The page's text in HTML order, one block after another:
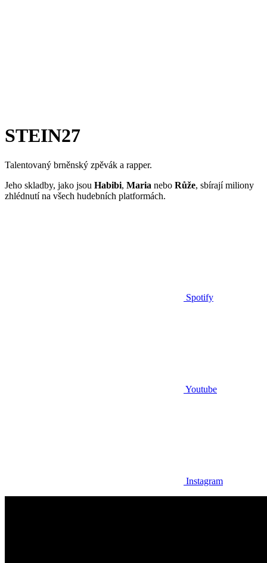
STEIN27
Talentovaný brněnský zpěvák a rapper.
Jeho skladby, jako jsou Habibi, Maria nebo Růže, sbírají miliony
zhlédnutí na všech hudebních platformách.
Spotify
Youtube
Instagram